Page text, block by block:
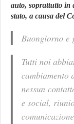
auto, soprattutto in
stato, a causa del
Buongiorno e
Tutti noi
nessun
e social,